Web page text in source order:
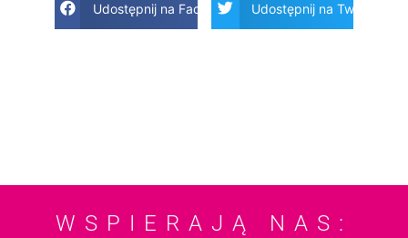
Udostępnij na Facebook Udostępnij na Twitter
WSPIERAJĄ NAS: